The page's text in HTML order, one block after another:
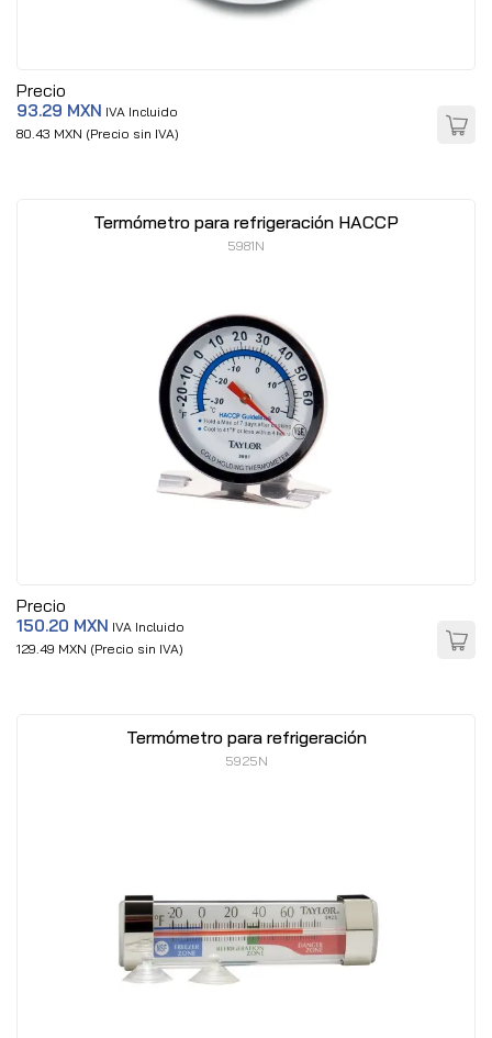
Precio
93.29 MXN IVA Incluido
80.43 MXN (Precio sin IVA)
Termómetro para refrigeración HACCP
5981N
Precio
150.20 MXN IVA Incluido
129.49 MXN (Precio sin IVA)
Termómetro para refrigeración
5925N